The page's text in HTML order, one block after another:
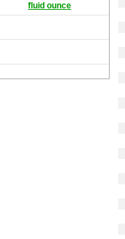
fluid ounce